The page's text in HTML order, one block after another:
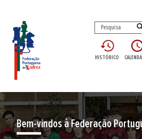
HISTÓRICO
Bem-vindos à Federação